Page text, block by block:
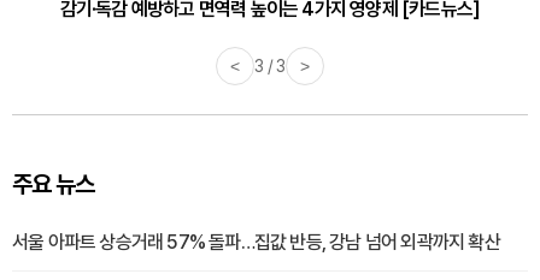
감기·독감 예방하고 면역력 높이는 4가지 영양제 [카드뉴스]
< 3 / 3 >
주요 뉴스
서울 아파트 상승거래 57% 돌파…집값 반등, 강남 넘어 외곽까지 확산